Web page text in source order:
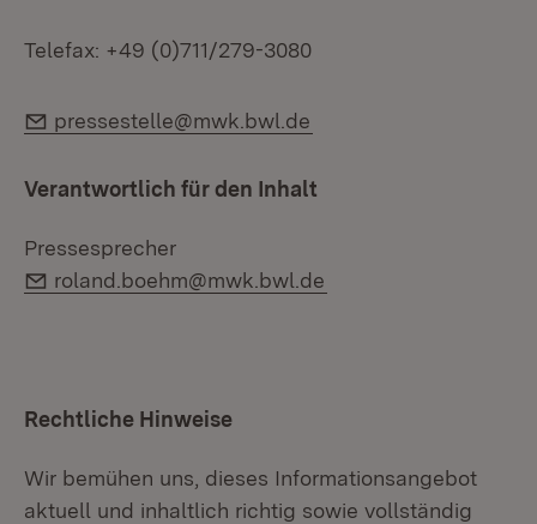
Telefax: +49 (0)711/279-3080
E-Mail:
pressestelle@mwk.bwl.de
Verantwortlich für den Inhalt
Pressesprecher
E-Mail:
roland.boehm@mwk.bwl.de
Rechtliche Hinweise
Wir bemühen uns, dieses Informationsangebot
aktuell und inhaltlich richtig sowie vollständig